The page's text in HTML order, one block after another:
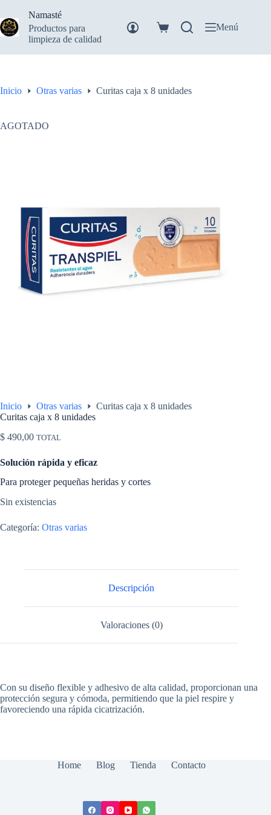
contenido
Namasté
Productos para
limpieza de calidad
Carro
compra
Menú
Inicio Otras varias Curitas caja x 8 unidades
AGOTADO
Inicio Otras varias
Curitas caja x 8 unidades
Curitas caja x 8 unidades
$ 490,00 TOTAL
Solución rápida y eficaz
Para proteger pequeñas heridas y cortes
Sin existencias
Categoría: Otras varias
Descripción
Valoraciones (0)
Con su diseño flexible y adhesivo de alta calidad, proporcionan una
protección segura y cómoda, permitiendo que la piel respire y
favoreciendo una rápida cicatrización.
Home Blog Tienda Contacto